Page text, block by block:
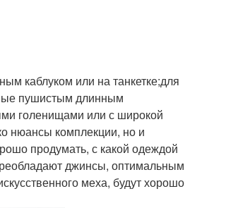
каблуком или на танкетке;для
пушистым длинным
голенищами или с широкой
нюансы комплекции, но и
продумать, с какой одеждой
джинсы, оптимальным
меха, будут хорошо